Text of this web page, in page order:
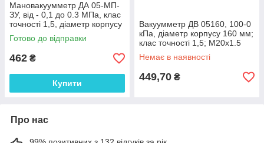
використовується трубка Бурдона. Під впливом вимірюваного
тиску вільний кінець трубки переміщається з допомогою
спеціального механізму і обертає стрілку вакуумметрів.
Мановакуумметр ДА 05-МП-
ЗУ, від - 0,1 до 0.3 МПа, клас
точності 1,5, діаметр корпусу
100 мм
Готово до відправки
462 ₴
Купити
Вакуумметр ДВ 05160, 100-0
кПа, діаметр корпусу 160 мм;
клас точності 1,5; М20х1.5
Немає в наявності
449,70 ₴
Про нас